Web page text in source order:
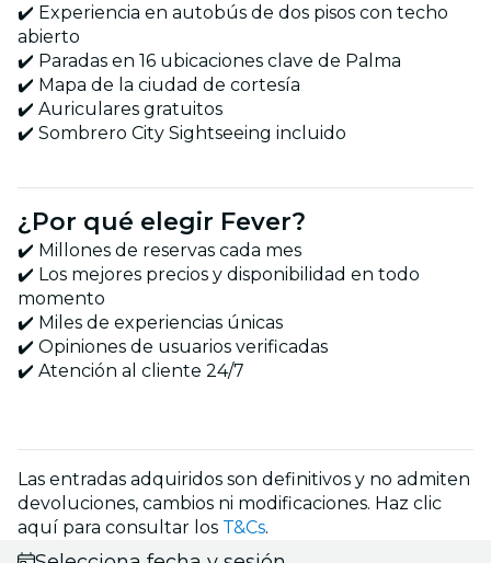
✔️ Experiencia en autobús de dos pisos con techo
abierto
✔️ Paradas en 16 ubicaciones clave de Palma
✔️ Mapa de la ciudad de cortesía
✔️ Auriculares gratuitos
✔️ Sombrero City Sightseeing incluido
¿Por qué elegir Fever?
✔️ Millones de reservas cada mes
✔️ Los mejores precios y disponibilidad en todo
momento
✔️ Miles de experiencias únicas
✔️ Opiniones de usuarios verificadas
✔️ Atención al cliente 24/7
Las entradas adquiridos son definitivos y no admiten
devoluciones, cambios ni modificaciones. Haz clic
aquí para consultar los T&Cs.